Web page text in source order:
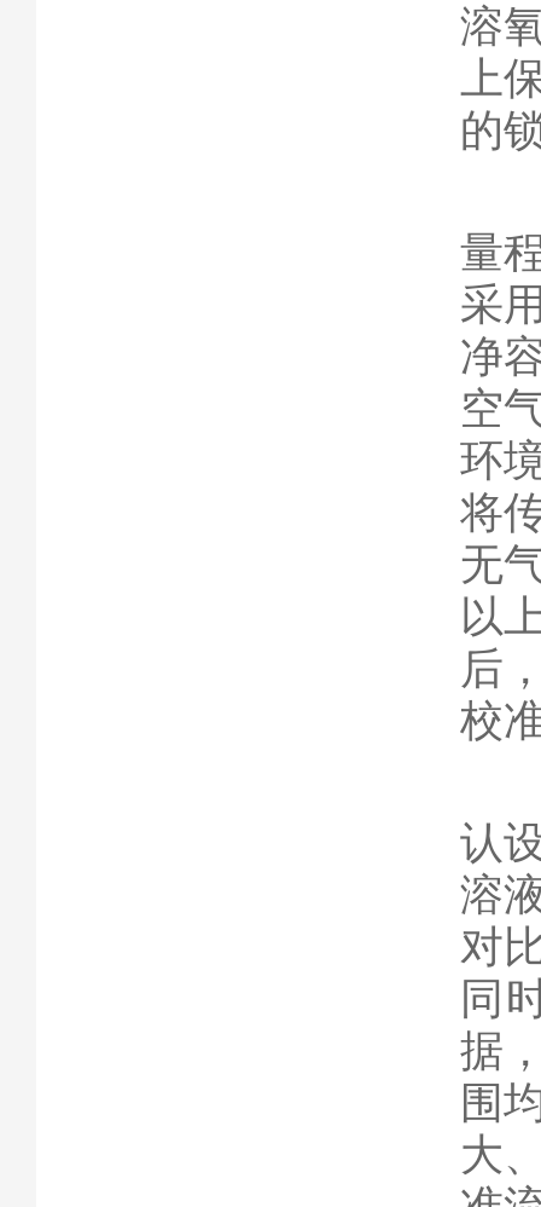
溶
上
的
量
采
净
空
环
将
无
以
后
校
认
溶
对
同
据
围
大